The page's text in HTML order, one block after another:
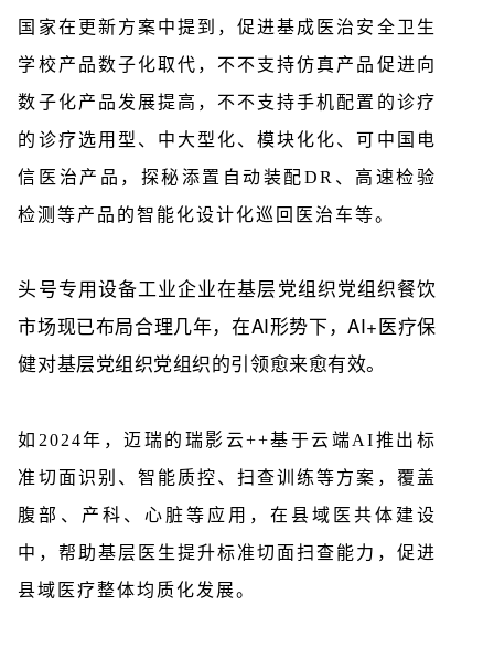
国家在更新方案中提到，促进基成医治安全卫生
学校产品数子化取代，不不支持仿真产品促进向
数子化产品发展提高，不不支持手机配置的诊疗
的诊疗选用型、中大型化、模块化化、可中国电
信医治产品，探秘添置自动装配DR、高速检验
检测等产品的智能化设计化巡回医治车等。
头号专用设备工业企业在基层党组织党组织餐饮
市场现已布局合理几年，在AI形势下，AI+医疗保
健对基层党组织党组织的引领愈来愈有效。
如2024年，迈瑞的瑞影云++基于云端AI推出标
准切面识别、智能质控、扫查训练等方案，覆盖
腹部、产科、心脏等应用，在县域医共体建设
中，帮助基层医生提升标准切面扫查能力，促进
县域医疗整体均质化发展。